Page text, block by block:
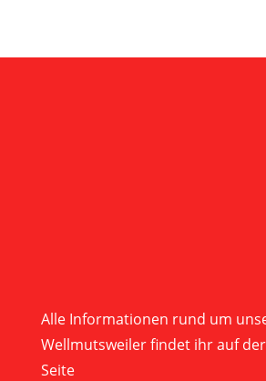
Alle Informationen rund um
Wellmutsweiler findet ihr auf
Seite